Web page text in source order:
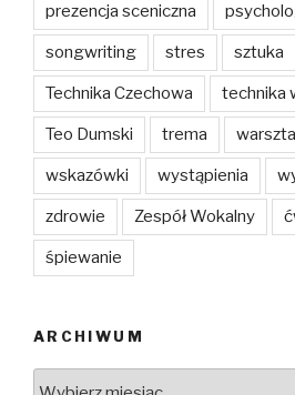
prezencja sceniczna
songwriting stres sztuka
Technika Czechowa technika
Teo Dumski trema
wskazówki wystąpienia
zdrowie Zespół Wokalny
śpiewanie
ARCHIWUM